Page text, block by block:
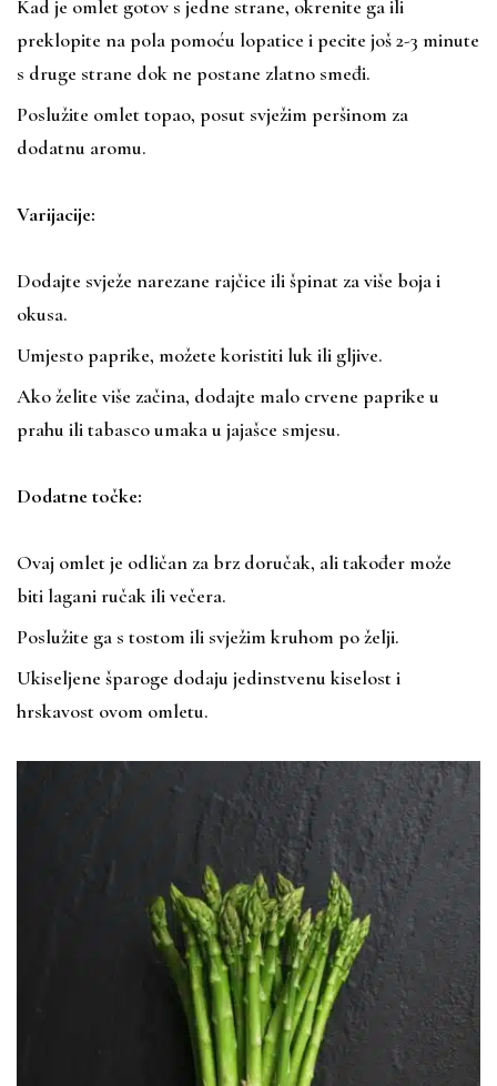
Kad je omlet gotov s jedne strane, okrenite ga ili
preklopite na pola pomoću lopatice i pecite još 2-3 minute
s druge strane dok ne postane zlatno smeđi.
Poslužite omlet topao, posut svježim peršinom za
dodatnu aromu.
Varijacije:
Dodajte svježe narezane rajčice ili špinat za više boja i
okusa.
Umjesto paprike, možete koristiti luk ili gljive.
Ako želite više začina, dodajte malo crvene paprike u
prahu ili tabasco umaka u jajašce smjesu.
Dodatne točke:
Ovaj omlet je odličan za brz doručak, ali također može
biti lagani ručak ili večera.
Poslužite ga s tostom ili svježim kruhom po želji.
Ukiseljene šparoge dodaju jedinstvenu kiselost i
hrskavost ovom omletu.